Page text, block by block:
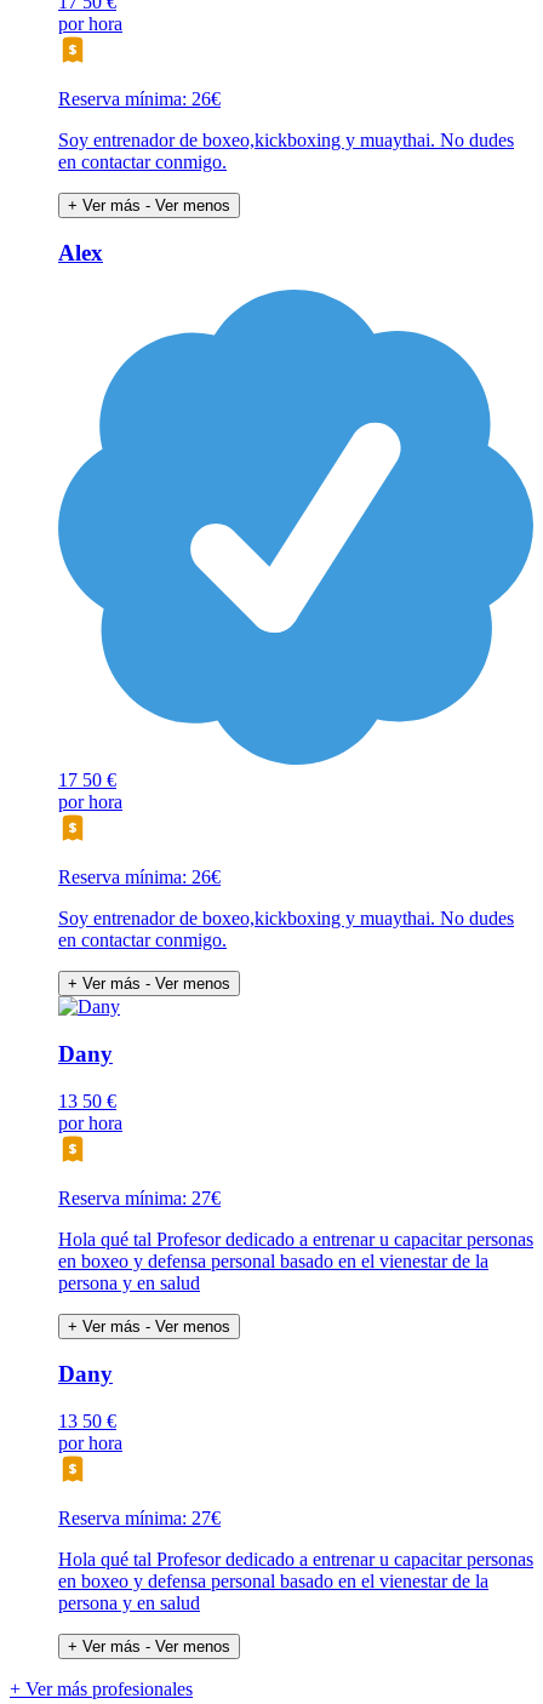
por hora
Reserva mínima: 26€
Soy entrenador de boxeo,kickboxing y muaythai. No dudes
en contactar conmigo.
+ Ver más - Ver menos
Alex
17 50 €
por hora
Reserva mínima: 26€
Soy entrenador de boxeo,kickboxing y muaythai. No dudes
en contactar conmigo.
+ Ver más - Ver menos
Dany
13 50 €
por hora
Reserva mínima: 27€
Hola qué tal Profesor dedicado a entrenar u capacitar personas
en boxeo y defensa personal basado en el vienestar de la
persona y en salud
+ Ver más - Ver menos
Dany
13 50 €
por hora
Reserva mínima: 27€
Hola qué tal Profesor dedicado a entrenar u capacitar personas
en boxeo y defensa personal basado en el vienestar de la
persona y en salud
+ Ver más - Ver menos
+ Ver más profesionales